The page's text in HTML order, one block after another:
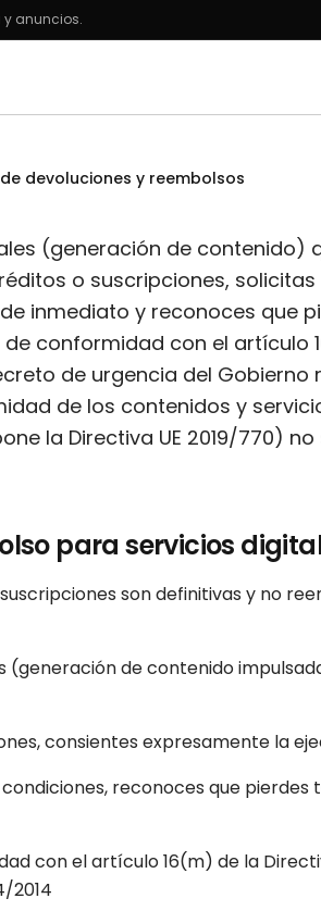
anuncios.
devoluciones y reembolsos
(generación de contenido)
o suscripciones,
inmediato y reconoces que
conformidad con el artículo
de urgencia del Gobierno
de los contenidos y
la Directiva UE 2019/770)
para servicios
son definitivas y no
(generación de contenido
consientes expresamente la
reconoces que
con el artículo 16(m) de la
2014